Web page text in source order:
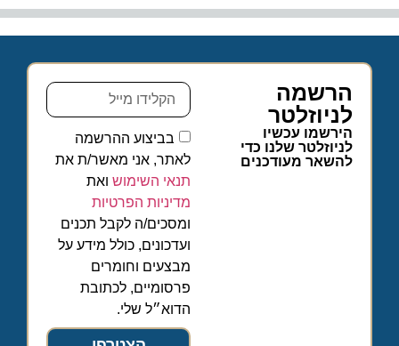
הרשמה
לניוזלטר
הירשמו עכשיו
לניוזלטר שלנו כדי
להשאר מעודכנים
בביצוע ההרשמה
לאתר, אני מאשר/ת את
תנאי השימושואת
מדיניות הפרטיות
ומסכים/ה לקבל תכנים
ועדכונים, כולל מידע על
מבצעים וחומרים
פרסומיים, לכתובת
הדוא״ל שלי.